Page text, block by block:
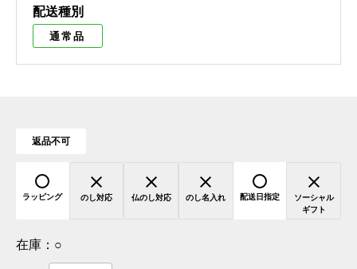
配送種別
通常品
返品不可
ラッピング のし対応 仏のし対応 のし名入れ 配送日指定
ソーシャル
ギフト
在庫： ○